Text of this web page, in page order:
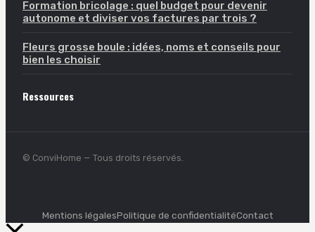
Formation bricolage : quel budget pour devenir
autonome et diviser vos factures par trois ?
Fleurs grosse boule : idées, noms et conseils pour
bien les choisir
Ressources
© ConviHome — Tous droits réservés.
Mentions légalesPolitique de confidentialitéContact